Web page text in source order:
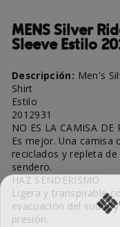
MENS Silver
Sleeve Estilo
Descripción: Men's
Shirt
Estilo
2012931
NO ES LA CAMISA DE
Es mejor. Una camisa
reciclados y repleta
sendero.
HAZ SENDERISMO
Ligera y transpirable
evacuación del sudor
presión.